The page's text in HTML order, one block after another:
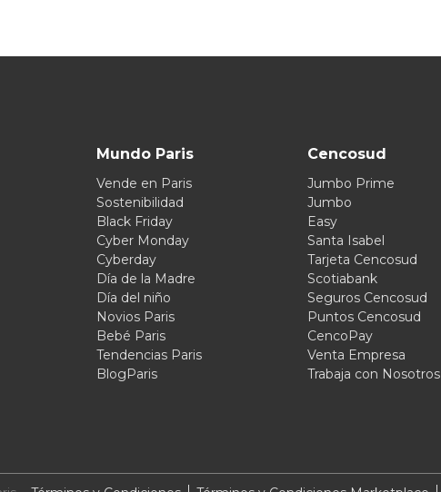
Mundo Paris
Vende en Paris
Sostenibilidad
Black Friday
Cyber Monday
Cyberday
Día de la Madre
Día del niño
Novios Paris
Bebé Paris
Tendencias Paris
BlogParis
Cencosud
Jumbo Prime
Jumbo
Easy
Santa Isabel
Tarjeta Cencosud
Scotiabank
Seguros Cencosud
Puntos Cencosud
CencoPay
Venta Empresa
Trabaja con Nosotros